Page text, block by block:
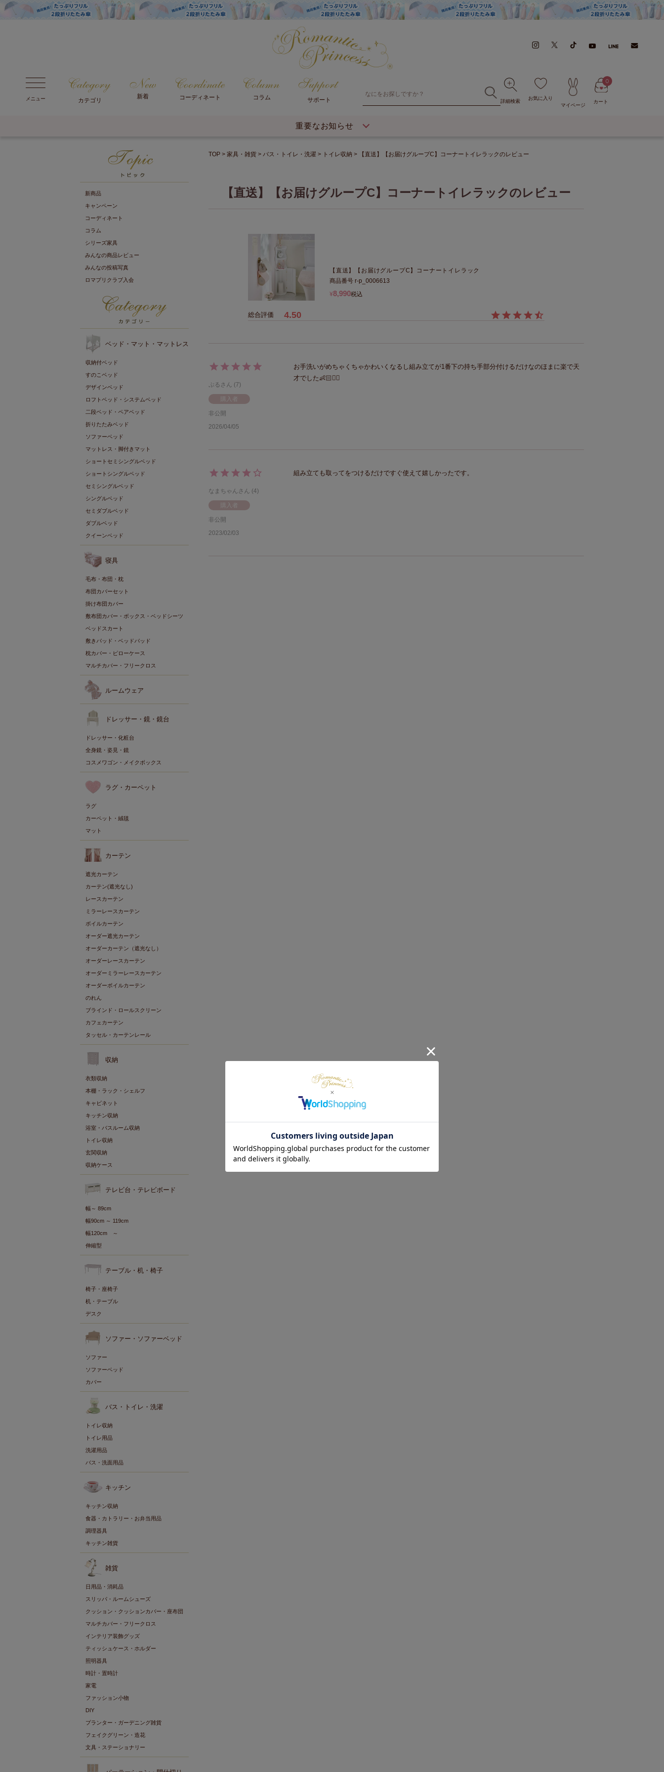
メニュー カテゴリ
新着 コーディネート コラム サポート 詳細検索
お気に入り
マイページ
カート
0
重要なお知らせ
新商品
キャンペーン
コーディネート
コラム
シリーズ家具
みんなの商品レビュー
みんなの投稿写真
ロマプリクラブ入会
ベッド・マット・マットレス
収納付ベッド
すのこベッド
デザインベッド
ロフトベッド・システムベッド
二段ベッド・ペアベッド
折りたたみベッド
ソファーベッド
マットレス・脚付きマット
ショートセミシングルベッド
ショートシングルベッド
セミシングルベッド
シングルベッド
セミダブルベッド
ダブルベッド
クイーンベッド
寝具
毛布・布団・枕
布団カバーセット
掛け布団カバー
敷布団カバー・ボックス・ベッドシーツ
ベッドスカート
敷きパッド・ベッドパッド
枕カバー・ピローケース
マルチカバー・フリークロス
ルームウェア
ドレッサー・鏡・鏡台
ドレッサー・化粧台
全身鏡・姿見・鏡
コスメワゴン・メイクボックス
ラグ・カーペット
ラグ
カーペット・絨毯
マット
カーテン
遮光カーテン
カーテン(遮光なし)
レースカーテン
ミラーレースカーテン
ボイルカーテン
オーダー遮光カーテン
オーダーカーテン（遮光なし）
オーダーレースカーテン
オーダーミラーレースカーテン
オーダーボイルカーテン
のれん
ブラインド・ロールスクリーン
カフェカーテン
タッセル・カーテンレール
収納
衣類収納
本棚・ラック・シェルフ
キャビネット
キッチン収納
浴室・バスルーム収納
トイレ収納
玄関収納
収納ケース
テレビ台・テレビボード
幅～ 89cm
幅90cm ～ 119cm
幅120cm ～
伸縮型
テーブル・机・椅子
椅子・座椅子
机・テーブル
デスク
ソファー・ソファーベッド
ソファー
ソファーベッド
カバー
バス・トイレ・洗濯
トイレ収納
トイレ用品
洗濯用品
バス・洗面用品
キッチン
キッチン収納
食器・カトラリー・お弁当用品
調理器具
キッチン雑貨
雑貨
日用品・消耗品
スリッパ・ルームシューズ
クッション・クッションカバー・座布団
マルチカバー・フリークロス
インテリア装飾グッズ
ティッシュケース・ホルダー
照明器具
時計・置時計
家電
ファッション小物
DIY
プランター・ガーデニング雑貨
フェイクグリーン・造花
文具・ステーショナリー
TOP 家具・雑貨 バス・トイレ・洗濯 トイレ収納 【直送】【お届けグループC】コーナートイレラックのレビュー
【直送】【お届けグループC】コーナートイレラックのレビュー
【直送】【お届けグループC】コーナートイレラック
商品番号 r-p_0006613
¥8,990税込
4.50
ぷる 7
購入者
非公開
2026/04/05
お手洗いがめちゃくちゃかわいくなるし組み立てが1番下の持ち手部分付けるだけなのほまに楽で天
才でした👶🏻✋🏻
なまちゃん 4
購入者
非公開
2023/02/03